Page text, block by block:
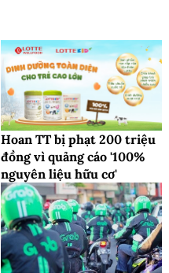
Hoan TT bị phạt 200 triệu
đồng vì quảng cáo '100%
nguyên liệu hữu cơ'